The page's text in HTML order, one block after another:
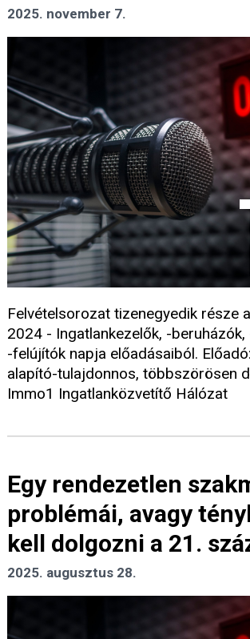
2025. november 7.
Felvételsorozat tizenegyedik része
2024 - Ingatlankezelők, -
-felújítók napja előadásaiból.
alapító-tulajdonnos, többszörösen
Immo1 Ingatlanközvetítő Hálózat
Egy rendezetlen
problémái, avagy
kell dolgozni a 21.
2025. augusztus 28.